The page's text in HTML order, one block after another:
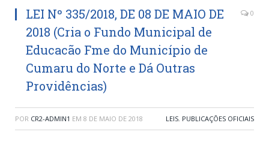
LEI Nº 335/2018, DE 08 DE MAIO DE
2018 (Cria o Fundo Municipal de
Educacão Fme do Município de
Cumaru do Norte e Dá Outras
Providências)
0
POR CR2-ADMIN1 EM 8 DE MAIO DE 2018 LEIS, PUBLICAÇÕES OFICIAIS